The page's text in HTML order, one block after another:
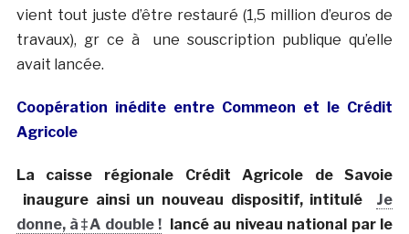
vient tout juste d’être restauré (1,5 million d’euros de
travaux), gr ce à une souscription publique qu’elle
avait lancée.
Coopération inédite entre Commeon et le Crédit
Agricole
La caisse régionale Crédit Agricole de Savoie
inaugure ainsi un nouveau dispositif, intitulé Je
donne, à‡A double ! lancé au niveau national par le